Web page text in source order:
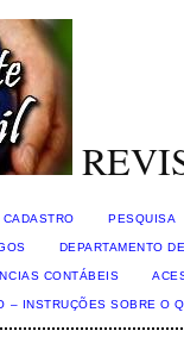
CADASTRO PESQUISA
DEPARTAMENTO
CONTÁBEIS
– INSTRUÇÕES SOBRE O